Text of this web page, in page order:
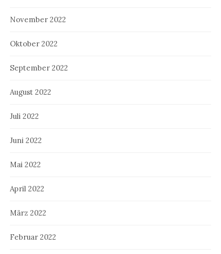
November 2022
Oktober 2022
September 2022
August 2022
Juli 2022
Juni 2022
Mai 2022
April 2022
März 2022
Februar 2022